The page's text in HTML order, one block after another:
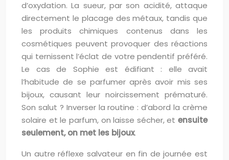
d’oxydation. La sueur, par son acidité, attaque
directement le placage des métaux, tandis que
les produits chimiques contenus dans les
cosmétiques peuvent provoquer des réactions
qui ternissent l’éclat de votre pendentif préféré.
Le cas de Sophie est édifiant : elle avait
l’habitude de se parfumer après avoir mis ses
bijoux, causant leur noircissement prématuré.
Son salut ? Inverser la routine : d’abord la crème
solaire et le parfum, on laisse sécher, et ensuite
seulement, on met les bijoux.
Un autre réflexe salvateur en fin de journée est